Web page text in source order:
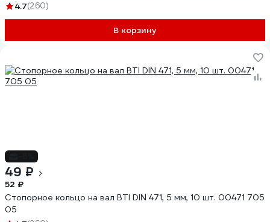
4.7(260)
В корзину
49 ₽
52 ₽
Стопорное кольцо на вал BTI DIN 471, 5 мм, 10 шт. 00471 705
05